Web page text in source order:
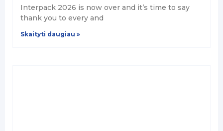
Interpack 2026 is now over and it’s time to say
thank you to every and
Skaityti daugiau »